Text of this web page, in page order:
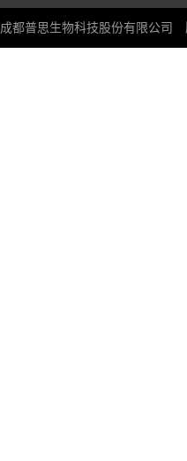
成都普思生物科技股份有限公司